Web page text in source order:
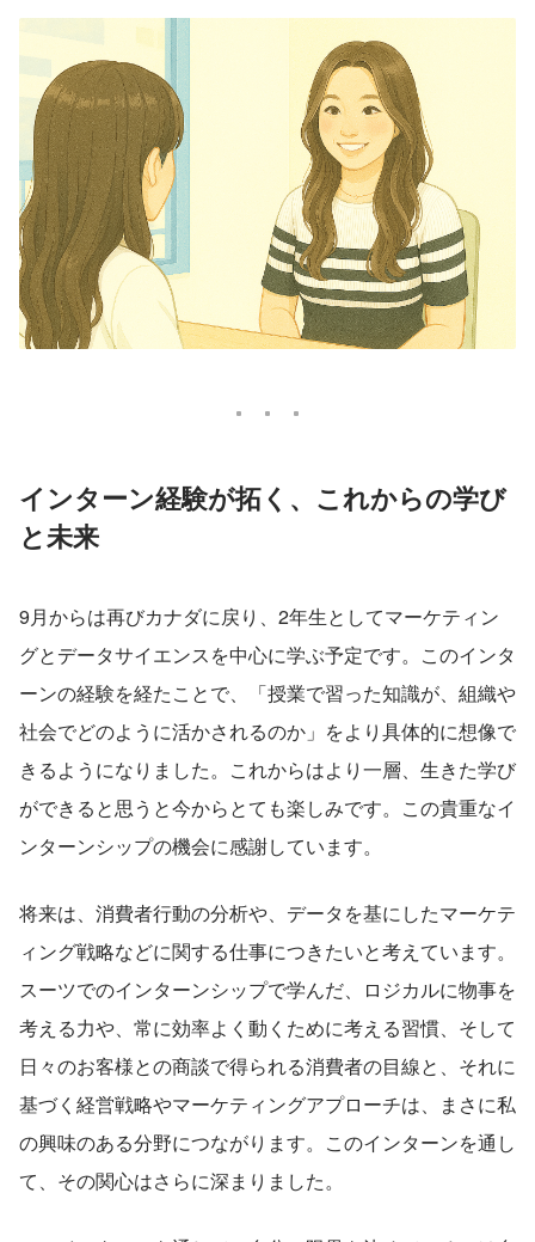
インターン経験が拓く、これからの学び
と未来
9月からは再びカナダに戻り、2年生としてマーケティン
グとデータサイエンスを中心に学ぶ予定です。このインタ
ーンの経験を経たことで、「授業で習った知識が、組織や
社会でどのように活かされるのか」をより具体的に想像で
きるようになりました。これからはより一層、生きた学び
ができると思うと今からとても楽しみです。この貴重なイ
ンターンシップの機会に感謝しています。
将来は、消費者行動の分析や、データを基にしたマーケテ
ィング戦略などに関する仕事につきたいと考えています。
スーツでのインターンシップで学んだ、ロジカルに物事を
考える力や、常に効率よく動くために考える習慣、そして
日々のお客様との商談で得られる消費者の目線と、それに
基づく経営戦略やマーケティングアプローチは、まさに私
の興味のある分野につながります。このインターンを通し
て、その関心はさらに深まりました。